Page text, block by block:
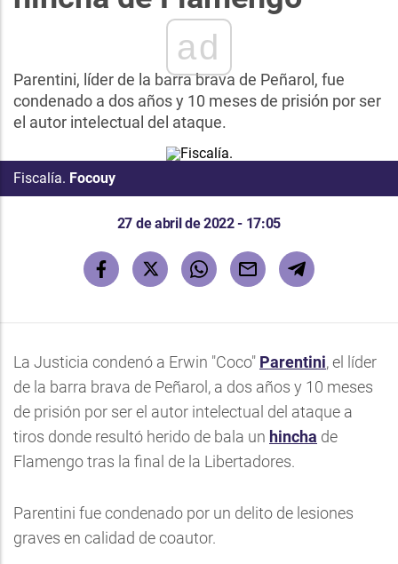
ad
Parentini, líder de la barra brava de Peñarol, fue
condenado a dos años y 10 meses de prisión por ser
el autor intelectual del ataque.
Fiscalía. Focouy
27 de abril de 2022 - 17:05
La Justicia condenó a Erwin "Coco" Parentini, el líder
de la barra brava de Peñarol, a dos años y 10 meses
de prisión por ser el autor intelectual del ataque a
tiros donde resultó herido de bala un hincha de
Flamengo tras la final de la Libertadores.
Parentini fue condenado por un delito de lesiones
graves en calidad de coautor.